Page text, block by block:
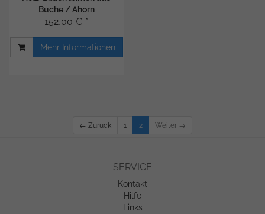
Buche / Ahorn
152,00 € *
Mehr Informationen
← Zurück 1 2 Weiter →
SERVICE
Kontakt
Hilfe
Links